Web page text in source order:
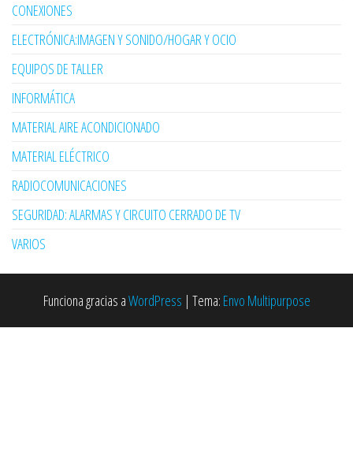
CONEXIONES
ELECTRÓNICA:IMAGEN Y SONIDO/HOGAR Y OCIO
EQUIPOS DE TALLER
INFORMÁTICA
MATERIAL AIRE ACONDICIONADO
MATERIAL ELÉCTRICO
RADIOCOMUNICACIONES
SEGURIDAD: ALARMAS Y CIRCUITO CERRADO DE TV
VARIOS
Funciona gracias aWordPress | Tema: Envo Multipurpose